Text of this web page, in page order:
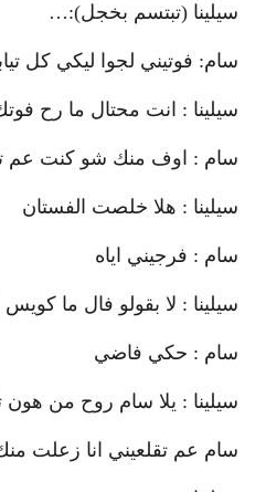
سيلينا (تبتسم بخجل):…
سام: فوتيني لجوا ليكي كل
سيلينا : انت محتال ما رح
سام : اوف منك شو كنت عم
سيلينا : هلا خلصت الفستان
سام : فرجيني اياه
سيلينا : لا بقولو فال ما
سام : حكي فاضي
سيلينا : يلا سام روح من هون
سام عم تقلعيني انا زعلت